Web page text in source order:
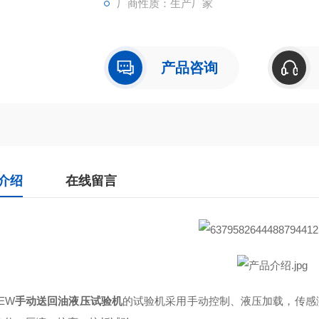
厂商性质：生产厂家
产品咨询
绍 在线留言
手动送回油液压试验机的试验机采用手动控制、液压加载，传